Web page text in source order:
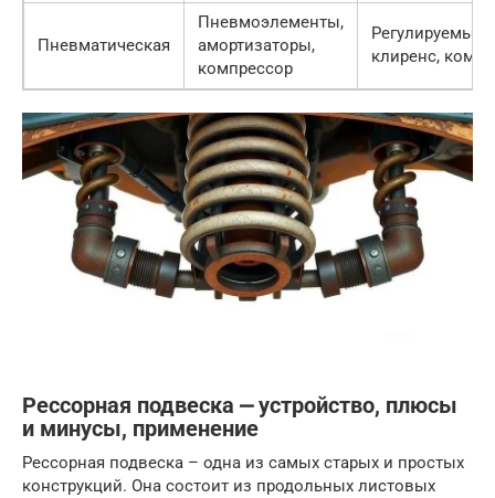
Пневматическая
Пневмоэлементы,
амортизаторы,
компрессор
Регулируемый
клиренс,
Рессорная подвеска ⎼ устройство, плюсы
и минусы, применение
Рессорная подвеска – одна из самых старых и простых
конструкций. Она состоит из продольных листовых